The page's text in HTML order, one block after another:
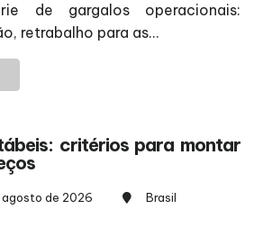
de gargalos operacionais:
retrabalho para as...
critérios para montar
agosto de 2026
Brasil